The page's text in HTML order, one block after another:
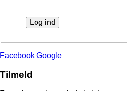
Facebook Google
Tilmeld